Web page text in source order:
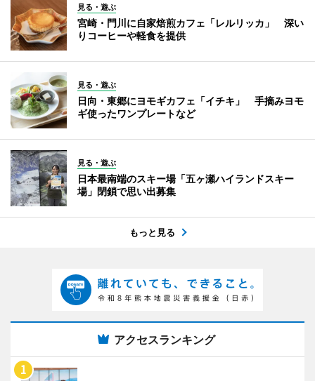
見る・遊ぶ
宮崎・門川に自家焙煎カフェ「レルリッカ」 深い
りコーヒーや軽食を提供
見る・遊ぶ
日向・東郷にヨモギカフェ「イチキ」 手摘みヨモ
ギ使ったワンプレートなど
見る・遊ぶ
日本最南端のスキー場「五ヶ瀬ハイランドスキー
場」閉鎖で思い出募集
もっと見る
アクセスランキング